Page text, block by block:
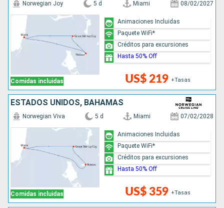
Comidas incluidas
Norwegian Joy 5 d Miami 08/02/2027
US$ 219 +Tasas
Animaciones Incluidas
Paquete WiFi*
Créditos para excursiones
Hasta 50% Off
ESTADOS UNIDOS, BAHAMAS
Comidas incluidas
Norwegian Viva 5 d Miami 07/02/2028
US$ 359 +Tasas
Animaciones Incluidas
Paquete WiFi*
Créditos para excursiones
Hasta 50% Off